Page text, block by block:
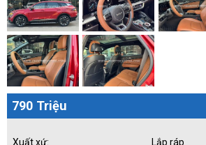
790 Triệu
Xuất xứ: Lắp ráp